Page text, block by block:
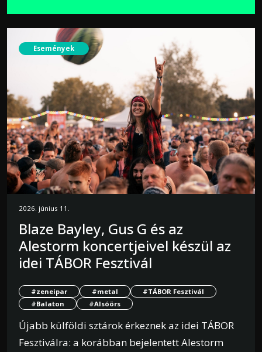
Események
2026. június 11.
Blaze Bayley, Gus G és az
Alestorm koncertjeivel készül az
idei TÁBOR Fesztivál
#zeneipar #metal
#TÁBOR Fesztivál
#Balaton
#Alsóörs
Újabb külföldi sztárok érkeznek az idei TÁBOR
Fesztiválra: a korábban bejelentett Alestorm